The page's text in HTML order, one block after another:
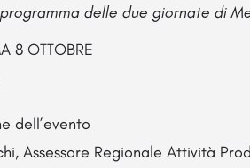
delle due giornate di
8 OTTOBRE
dell’evento
Assessore Regionale Attività